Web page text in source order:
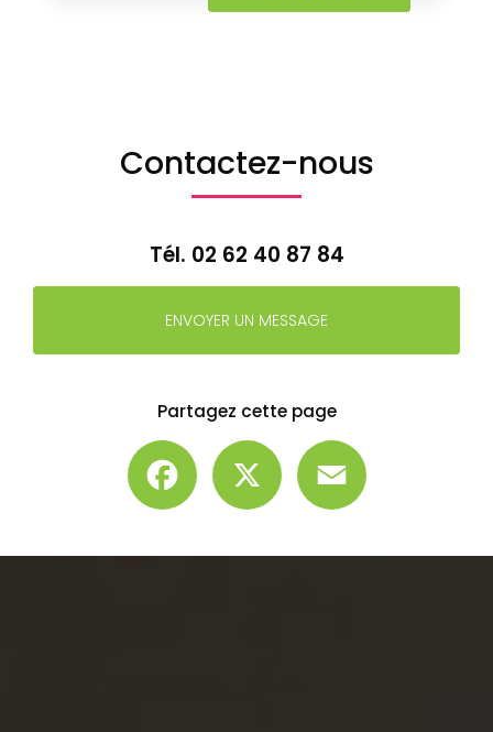
Contactez-nous
Tél. 02 62 40 87 84
ENVOYER UN MESSAGE
Partagez cette page
Facebook